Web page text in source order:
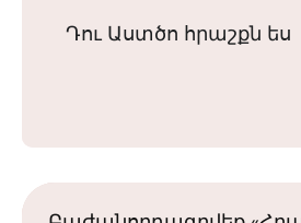
Դու Աստծո հրաշքն ես